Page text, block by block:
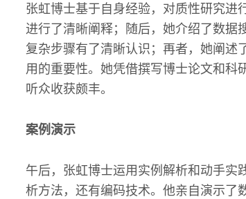
张虹博士基于自身经验，对质性研究进
进行了清晰阐释；随后，她介绍了数据
复杂步骤有了清晰认识；再者，她阐述
用的重要性。她凭借撰写博士论文和科
听众收获颇丰。
案例演示
午后，张虹博士运用实例解析和动手实
析方法，还有编码技术。他亲自演示了